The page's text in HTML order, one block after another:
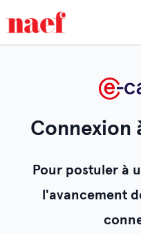
Connexion
Pour postuler à
l'avancement